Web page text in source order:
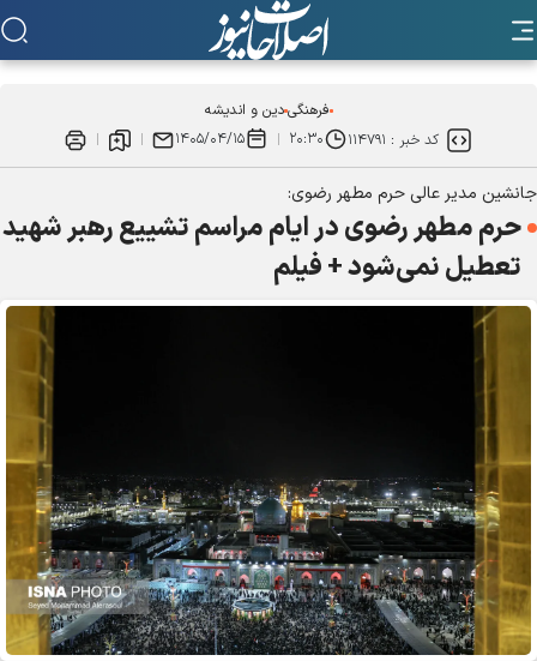
فرهنگیدین و اندیشه
کد خبر : ۱۱۴۷۹۱ ۲۰:۳۰ ۱۴۰۵/۰۴/۱۵
جانشین مدیر عالی حرم مطهر رضوی:
حرم مطهر رضوی در ایام مراسم تشییع رهبر شهید
تعطیل نمی‌شود + فیلم